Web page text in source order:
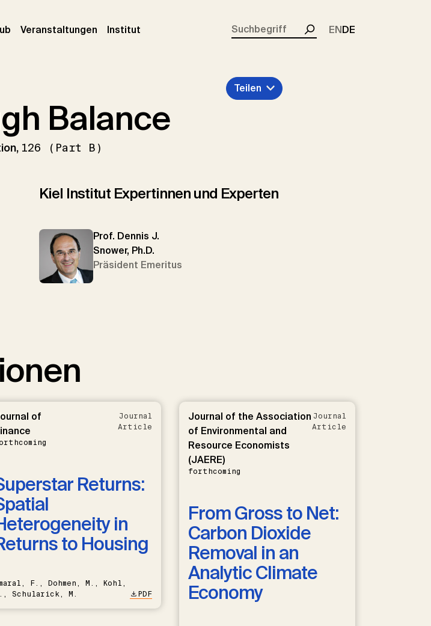
Veranstaltungen (current)
Institut
Suchen
ENDE
Balance
126 (Part B)
Teilen
Kiel Institut Expertinnen und Experten
Prof. Dennis J.
Snower, Ph.D.
Präsident Emeritus
of
Journal
Article
Returns:
in
to Housing
F., Dohmen, M., Kohl,
Schularick, M.
PDF
Journal of the Association
of Environmental and
Resource Economists
(JAERE)
forthcoming
Journal
Article
From Gross to Net:
Carbon Dioxide
Removal in an
Analytic Climate
Economy